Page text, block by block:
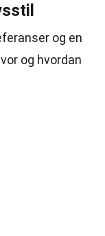
og en
og hvordan